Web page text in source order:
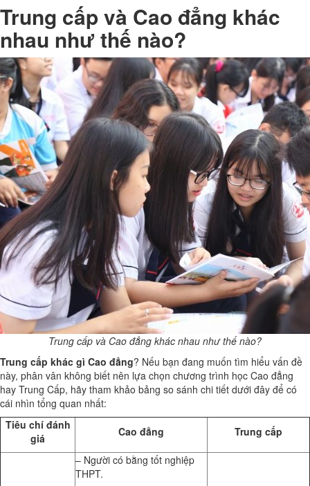
Trung cấp và Cao đẳng khác
nhau như thế nào?
Trung cấp và Cao đẳng khác nhau như thế nào?
Trung cấp khác gì Cao đẳng? Nếu bạn đang muốn tìm hiểu vấn đề
này, phân vân không biết nên lựa chọn chương trình học Cao đẳng
hay Trung Cấp, hãy tham khảo bảng so sánh chi tiết dưới đây để có
cái nhìn tổng quan nhất:
Tiêu chí đánh
giá
Cao đẳng Trung cấp
– Người có bằng tốt nghiệp
THPT.